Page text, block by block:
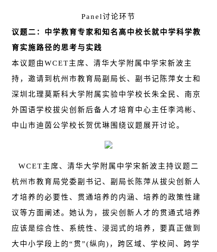
Panel讨论环节
议题二：中学教育专家和知名高中校长就中学科学教
育实施路径的思考与实践
本议题由WCET主席、清华大学附属中学宋新波主
持，邀请到杭州市教育局副局长、副书记陈萍女士和
深圳北理莫斯科大学附属实验中学校长朱全民、南京
外国语学校拔尖创新后备人才培育中心主任李鸿彬、
中山市迪茵公学校长贺优琳围绕议题展开讨论。
WCET主席、清华大学附属中学宋新波主持议题二
杭州市教育局党委副书记、副局长陈萍从拔尖创新人
才培养的必要性、贯通培养的内涵、培养的政策性建
议等方面阐述。她认为，拔尖创新人才的贯通式培养
应该是综合性、系统性、浸润式的培养，要真正做到
大中小学段上的“贯”(纵向)，跨区域、学校间、跨学